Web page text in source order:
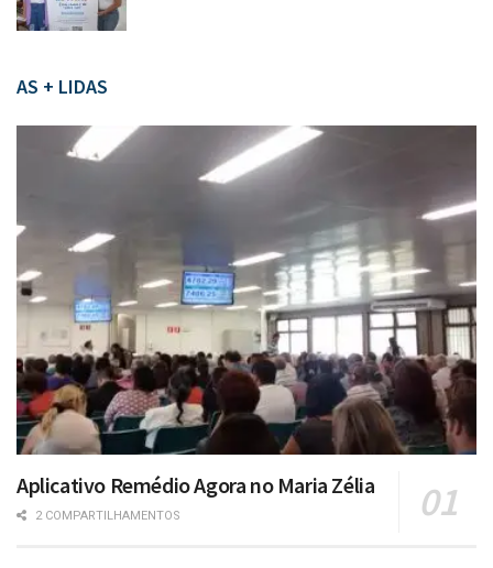
AS + LIDAS
Aplicativo Remédio Agora no Maria Zélia
2 COMPARTILHAMENTOS